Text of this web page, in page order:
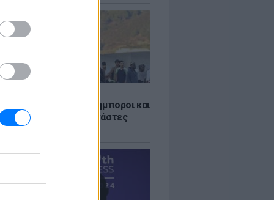
«Οι κάτοικοι είναι ανήμποροι και
αγωνία» - 5.000 μετανάστες
στην περιοχή